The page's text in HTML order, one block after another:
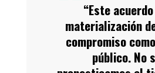
“Este
materialización
compromiso
público. No